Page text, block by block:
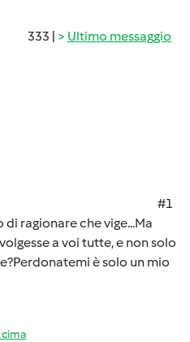
333 | Ultimo messaggio
#1
ragionare che vige...Ma
a voi tutte, e non solo
è solo un mio
cima